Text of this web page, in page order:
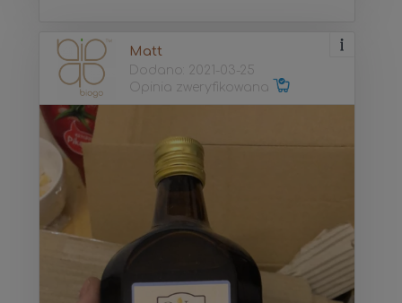
Matt
Dodano: 2021-03-25
Opinia zweryfikowana